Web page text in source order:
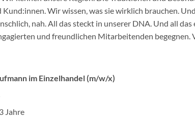
Wir wissen, was sie wirklich brauchen.
nah. All das steckt in unserer DNA. Und all
und freundlichen Mitarbeitenden begegnen.
im Einzelhandel (m/w/x)
Jahre